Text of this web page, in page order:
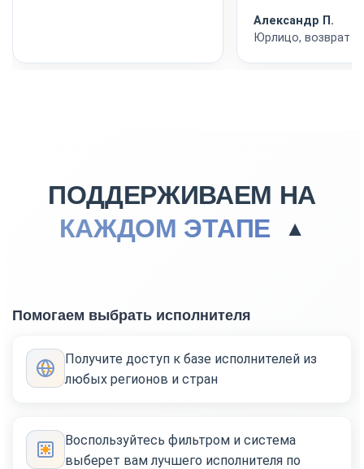
Александр П.
Юрлицо, возврат
ПОДДЕРЖИВАЕМ НА
КАЖДОМ ЭТАПЕ
▼
Помогаем выбрать исполнителя
Получите доступ к базе исполнителей из
любых регионов и стран
Воспользуйтесь фильтром и система
выберет вам лучшего исполнителя по